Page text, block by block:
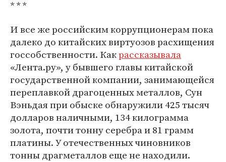
* * *
И все же российским коррупционерам пока
далеко до китайских виртуозов расхищения
госсобственности. Какрассказывала
«Лента.ру», у бывшего главы китайской
государственной компании, занимающейся
переплавкой драгоценных металлов, Сун
Вэньдая при обыске обнаружили 425 тысяч
долларов наличными, 134 килограмма
золота, почти тонну серебра и 81 грамм
платины. У отечественных чиновников
тонны драгметаллов еще не находили.